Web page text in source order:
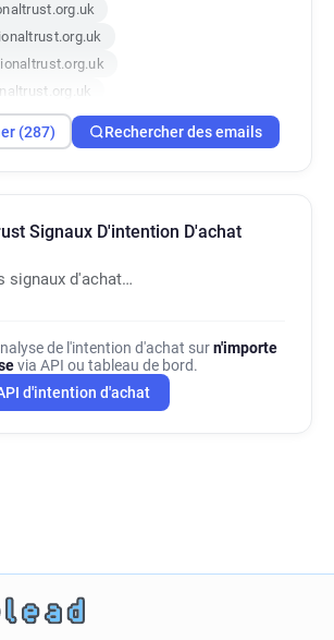
(287) Rechercher des emails
Signaux D'intention D'achat
signaux d'achat…
de l'intention d'achat surn'importe
via API ou tableau de bord.
d'intention d'achat